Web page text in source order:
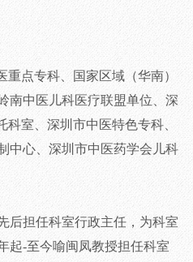
重点专科、国家区域（华南）
南中医儿科医疗联盟单位、深
科室、深圳市中医特色专科、
中心、深圳市中医药学会儿科
后担任科室行政主任，为科室
起-至今喻闽凤教授担任科室